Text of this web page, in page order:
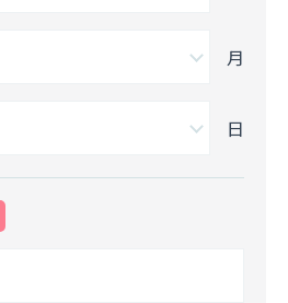
月
日